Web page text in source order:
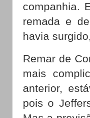
companhia.
remada e
havia
Remar de
mais
anterior,
pois o